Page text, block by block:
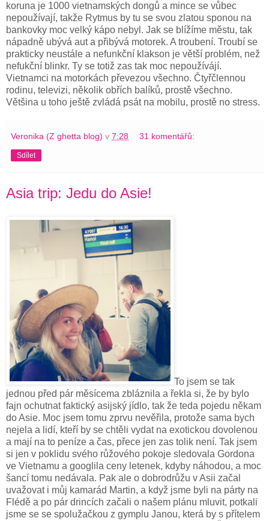
koruna je 1000 vietnamských dongů a mince se vůbec
nepoužívají, takže Rytmus by tu se svou zlatou sponou na
bankovky moc velký kápo nebyl. Jak se blížíme městu, tak
nápadně ubývá aut a přibývá motorek. A troubení. Troubí se
prakticky neustále a nefunkční klakson je větší problém, než
nefukční blinkr. Ty se totiž zas tak moc nepoužívájí.
Vietnamci na motorkách převezou všechno. Čtyřčlennou
rodinu, televizi, několik obřích balíků, prostě všechno.
Většina u toho ještě zvládá psát na mobilu, prostě no stress.
Veronika (Z ghetta blog) v 7:28 31 komentářů:
Sdílet
Asia trip: Jedu do Asie!
To jsem se tak
jednou před pár měsícema zbláznila a řekla si, že by bylo
fajn ochutnat faktický asijský jídlo, tak že teda pojedu někam
do Asie. Moc jsem tomu zprvu nevěřila, protože sama bych
nejela a lidí, kteří by se chtěli vydat na exotickou dovolenou
a mají na to peníze a čas, přece jen zas tolik není. Tak jsem
si jen v poklidu svého růžového pokoje sledovala Gordona
ve Vietnamu a googlila ceny letenek, kdyby náhodou, a moc
šancí tomu nedávala. Pak ale o dobrodrůžu v Asii začal
uvažovat i můj kamarád Martin, a když jsme byli na párty na
Flédě a po pár drincích začali o našem plánu mluvit, potkali
jsme se se spolužačkou z gymplu Janou, která by s přítelem